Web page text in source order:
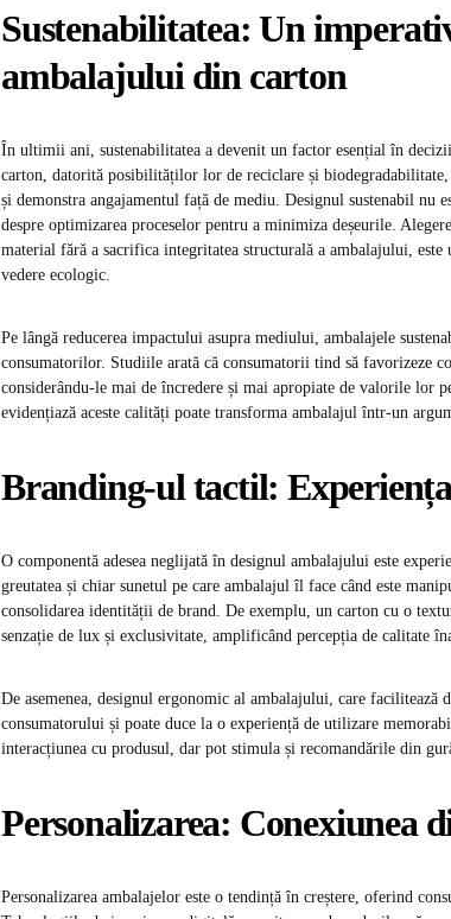
Sustenabilitatea: Un
ambalajului din carton
În ultimii ani, sustenabilitatea a devenit un factor esențial în
carton, datorită posibilităților lor de reciclare și
și demonstra angajamentul față de mediu. Designul sustenabil nu
despre optimizarea proceselor pentru a minimiza deșeurile.
material fără a sacrifica integritatea structurală a ambalajului,
vedere ecologic.
Pe lângă reducerea impactului asupra mediului, ambalajele
consumatorilor. Studiile arată că consumatorii tind să favorizeze
considerându-le mai de încredere și mai apropiate de valorile lor
evidențiază aceste calități poate transforma ambalajul într-un
Branding-ul tactil:
O componentă adesea neglijată în designul ambalajului este
greutatea și chiar sunetul pe care ambalajul îl face când este
consolidarea identității de brand. De exemplu, un carton cu o
senzație de lux și exclusivitate, amplificând percepția de calitate
De asemenea, designul ergonomic al ambalajului, care facilitează
consumatorului și poate duce la o experiență de utilizare
interacțiunea cu produsul, dar pot stimula și recomandările din
Personalizarea: Conexiunea
Personalizarea ambalajelor este o tendință în creștere, oferind